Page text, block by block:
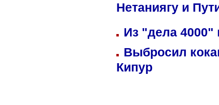
Нетаниягу и
Из "дела 4000"
Выбросил
Кипур